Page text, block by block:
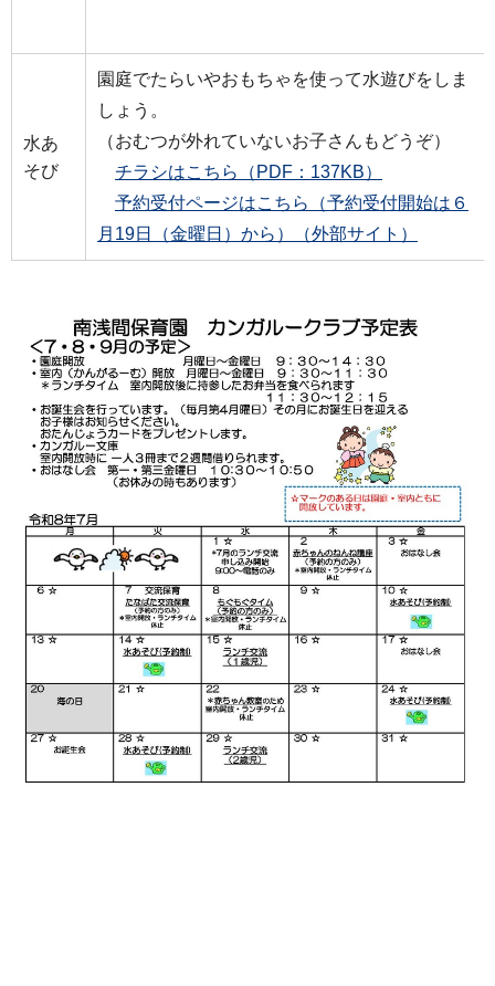
水あ
そび
園庭でたらいやおもちゃを使って水遊びをしま
しょう。
（おむつが外れていないお子さんもどうぞ）
チラシはこちら（PDF：137KB）
予約受付ページはこちら（予約受付開始は６
月19日（金曜日）から）（外部サイト）